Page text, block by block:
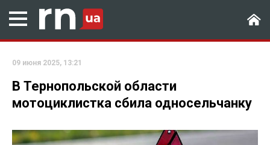
09 июня 2025, 13:21
В Тернопольской области
мотоциклистка сбила односельчанку